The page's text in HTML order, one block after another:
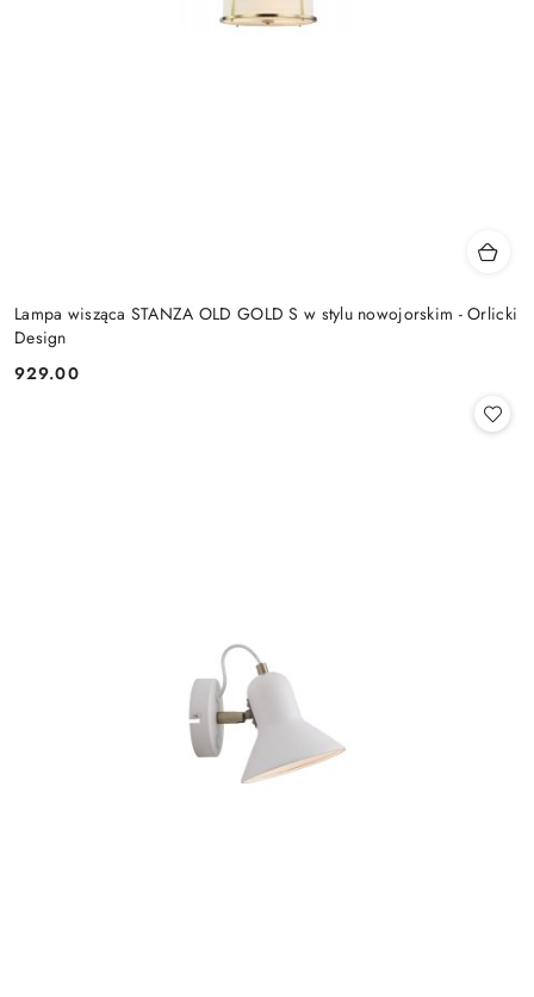
Lampa wisząca STANZA OLD GOLD S w stylu nowojorskim - Orlicki
Design
Cena:
929.00